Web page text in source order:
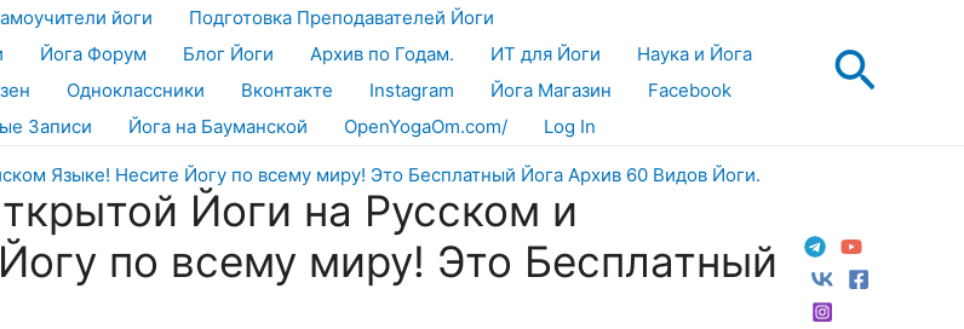
йоги
Подготовка Преподавателей Йоги
Йога Форум Блог Йоги Архив по Годам. ИТ для Йоги
Наука и Йога
Одноклассники Вконтакте Instagram Йога Магазин
Facebook
Записи Йога на Бауманской OpenYogaOm.com/ Log In
Йоги на Русском и
по всему миру! Это Бесплатный